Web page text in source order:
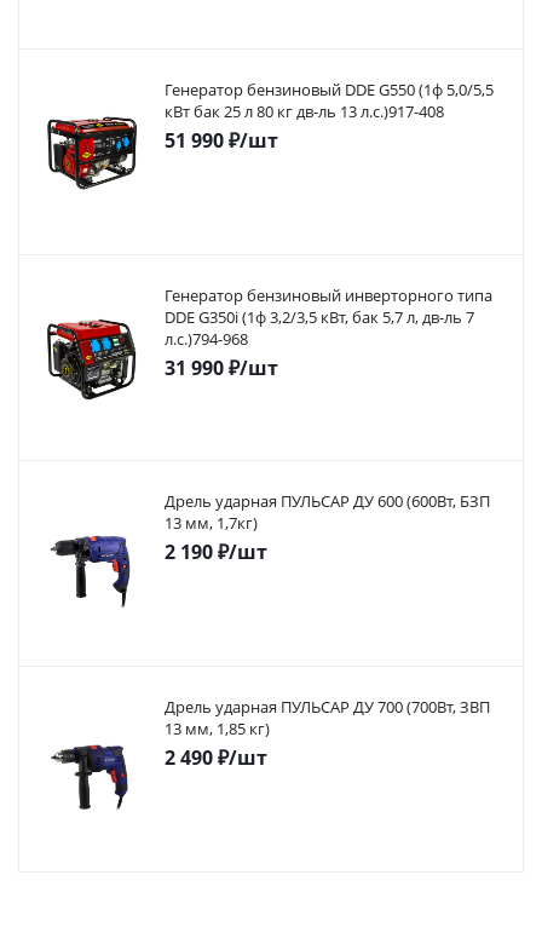
Генератор бензиновый DDE G550 (1ф 5,0/5,5
кВт бак 25 л 80 кг дв-ль 13 л.с.)917-408
51 990₽/шт
Генератор бензиновый инверторного типа
DDE G350i (1ф 3,2/3,5 кВт, бак 5,7 л, дв-ль 7
л.с.)794-968
31 990₽/шт
Дрель ударная ПУЛЬСАР ДУ 600 (600Вт, БЗП
13 мм, 1,7кг)
2 190₽/шт
Дрель ударная ПУЛЬСАР ДУ 700 (700Вт, ЗВП
13 мм, 1,85 кг)
2 490₽/шт